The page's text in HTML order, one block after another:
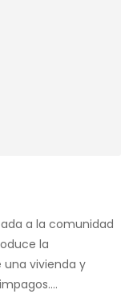
a la comunidad
la
una vivienda y